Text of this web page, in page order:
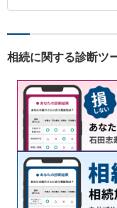
相続に関する診断ツ